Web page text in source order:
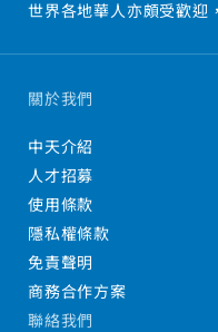
世界各地華人亦頗受歡迎
關於我們
中天介紹
人才招募
使用條款
隱私權條款
免責聲明
商務合作方案
聯絡我們